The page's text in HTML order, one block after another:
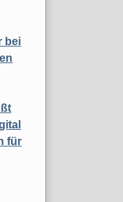
bei
für